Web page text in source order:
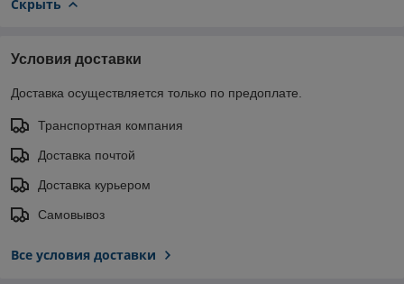
Скрыть
Условия доставки
Доставка осуществляется только по предоплате.
Транспортная компания
Доставка почтой
Доставка курьером
Самовывоз
Все условия доставки